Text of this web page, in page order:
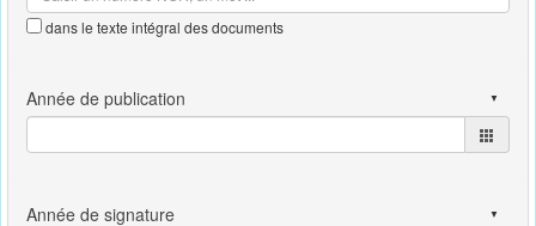
dans le texte intégral des documents